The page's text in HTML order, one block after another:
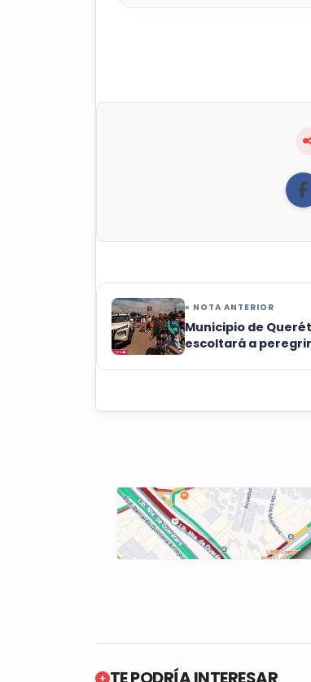
« NOTA ANTERIOR
Municipio de
escoltará a